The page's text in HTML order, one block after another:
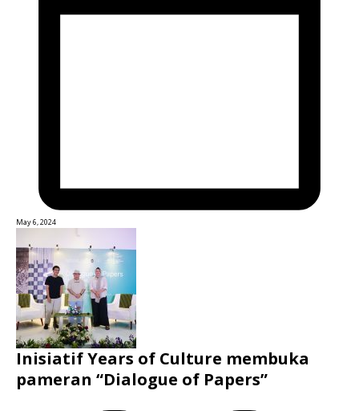
May 6, 2024
Inisiatif Years of Culture membuka
pameran “Dialogue of Papers”